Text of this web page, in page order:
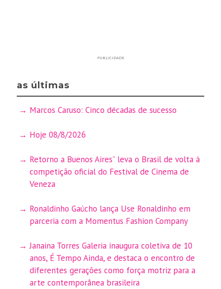
PUBLICIDADE
as últimas
Marcos Caruso: Cinco décadas de sucesso
Hoje 08/8/2026
Retorno a Buenos Aires” leva o Brasil de volta à
competição oficial do Festival de Cinema de
Veneza
Ronaldinho Gaúcho lança Use Ronaldinho em
parceria com a Momentus Fashion Company
Janaina Torres Galeria inaugura coletiva de 10
anos, É Tempo Ainda, e destaca o encontro de
diferentes gerações como força motriz para a
arte contemporânea brasileira